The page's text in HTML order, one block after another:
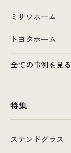
ミサワホーム
トヨタホーム
全ての事例を見る
特集
ステンドグラス